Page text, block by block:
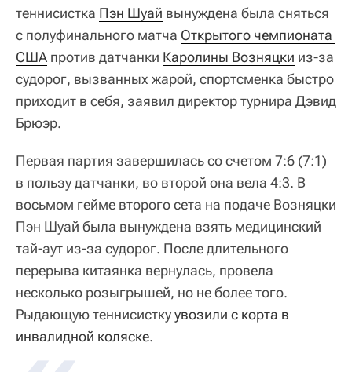
теннисистка Пэн Шуай вынуждена была сняться
с полуфинального матча Открытого чемпионата
США против датчанки Каролины Возняцки из-за
судорог, вызванных жарой, спортсменка быстро
приходит в себя, заявил директор турнира Дэвид
Брюэр.
Первая партия завершилась со счетом 7:6 (7:1)
в пользу датчанки, во второй она вела 4:3. В
восьмом гейме второго сета на подаче Возняцки
Пэн Шуай была вынуждена взять медицинский
тай-аут из-за судорог. После длительного
перерыва китаянка вернулась, провела
несколько розыгрышей, но не более того.
Рыдающую теннисисткуувозили с корта в
инвалидной коляске.